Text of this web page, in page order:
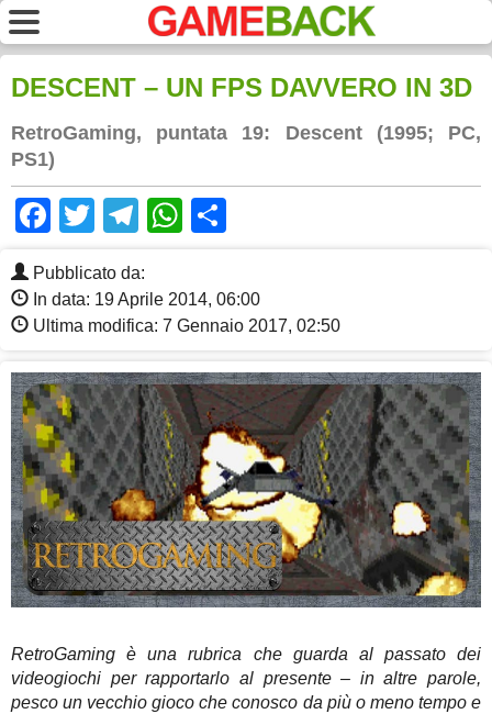
DESCENT – UN FPS DAVVERO IN 3D
RetroGaming, puntata 19: Descent (1995; PC,
PS1)
Facebook
TwitterTelegram
WhatsApp
Pubblicato da:
In data: 19 Aprile 2014, 06:00
Ultima modifica: 7 Gennaio 2017, 02:50
RetroGaming è una rubrica che guarda al passato dei
videogiochi per rapportarlo al presente – in altre parole,
pesco un vecchio gioco che conosco da più o meno tempo e